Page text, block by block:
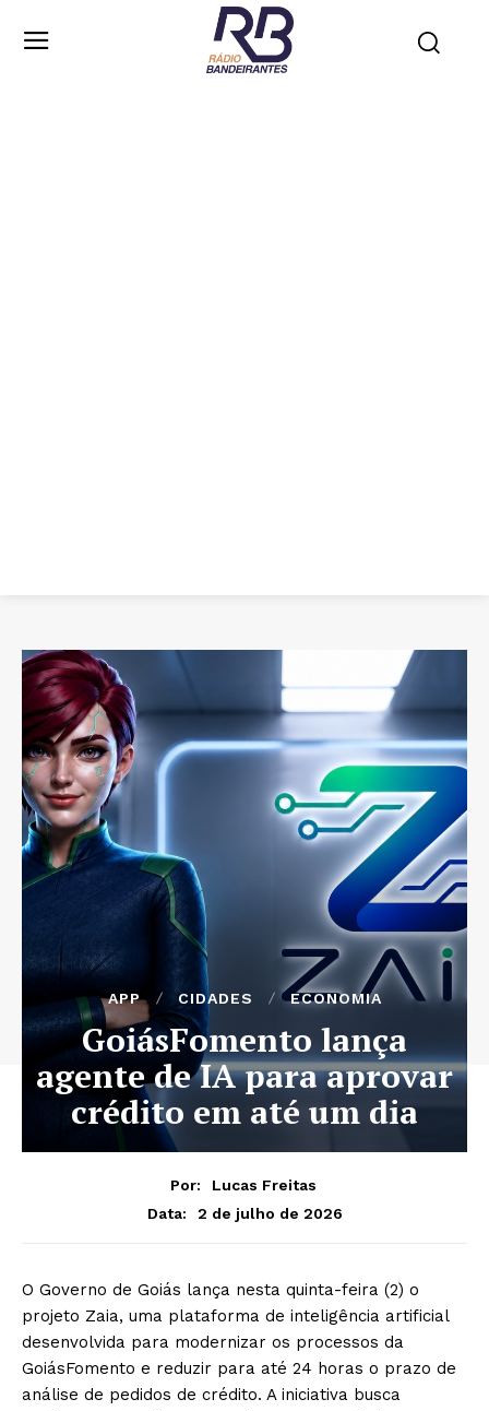
APP CIDADES ECONOMIA
GoiásFomento lança
agente de IA para aprovar
crédito em até um dia
Por:
Lucas Freitas
Data:
2 de julho de 2026
O Governo de Goiás lança nesta quinta-feira (2) o
projeto Zaia, uma plataforma de inteligência artificial
desenvolvida para modernizar os processos da
GoiásFomento e reduzir para até 24 horas o prazo de
análise de pedidos de crédito. A iniciativa busca